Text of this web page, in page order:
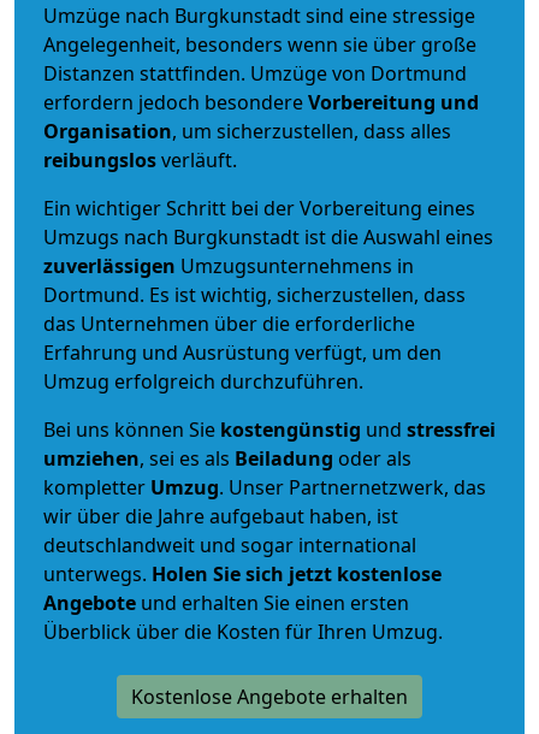
Umzüge nach Burgkunstadt sind eine stressige
Angelegenheit, besonders wenn sie über große
Distanzen stattfinden. Umzüge von Dortmund
erfordern jedoch besondereVorbereitung und
Organisation, um sicherzustellen, dass alles
reibungslosverläuft.
Ein wichtiger Schritt bei der Vorbereitung eines
Umzugs nach Burgkunstadt ist die Auswahl eines
zuverlässigen Umzugsunternehmens in
Dortmund. Es ist wichtig, sicherzustellen, dass
das Unternehmen über die erforderliche
Erfahrung und Ausrüstung verfügt, um den
Umzug erfolgreich durchzuführen.
Bei uns können Sie kostengünstig und stressfrei
umziehen, sei es als Beiladung oder als
kompletter Umzug. Unser Partnernetzwerk, das
wir über die Jahre aufgebaut haben, ist
deutschlandweit und sogar international
unterwegs. Holen Sie sich jetzt kostenlose
Angebote und erhalten Sie einen ersten
Überblick über die Kosten für Ihren Umzug.
Kostenlose Angebote erhalten